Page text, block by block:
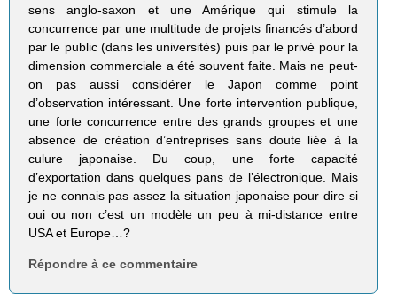
sens anglo-saxon et une Amérique qui stimule la
concurrence par une multitude de projets financés d’abord
par le public (dans les universités) puis par le privé pour la
dimension commerciale a été souvent faite. Mais ne peut-
on pas aussi considérer le Japon comme point
d’observation intéressant. Une forte intervention publique,
une forte concurrence entre des grands groupes et une
absence de création d’entreprises sans doute liée à la
culure japonaise. Du coup, une forte capacité
d’exportation dans quelques pans de l’électronique. Mais
je ne connais pas assez la situation japonaise pour dire si
oui ou non c’est un modèle un peu à mi-distance entre
USA et Europe…?
Répondre à ce commentaire